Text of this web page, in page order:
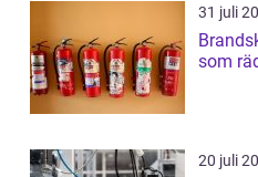
31 juli
som
20 juli